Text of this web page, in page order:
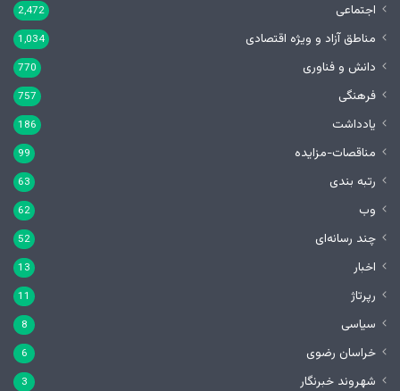
اجتماعی 2,472
مناطق آزاد و ویژه اقتصادی 1,034
دانش و فناوری 770
فرهنگی 757
یادداشت 186
مناقصات-مزایده 99
رتبه بندی 63
وب 62
چند رسانه‌ای 52
اخبار 13
رپرتاژ 11
سیاسی 8
خراسان رضوی 6
شهروند خبرنگار 3